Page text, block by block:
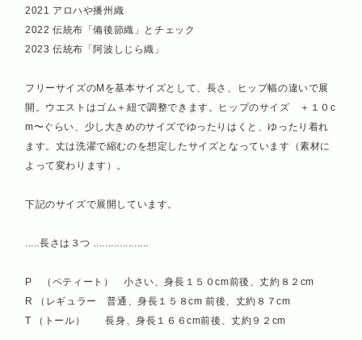
2021 アロハや播州織
2022 伝統布「備後節織」とチェック
2023 伝統布「阿波しじら織」
フリーサイズのMを基本サイズとして、長さ、ヒップ幅の違いで展
開。ウエストはゴム＋紐で調整できます。ヒップのサイズ ＋１０c
m〜ぐらい、少し大きめのサイズでゆったりはくと、ゆったり着れ
ます。丈は洗濯で縮むのを想定したサイズとなっています（素材に
よって変わります）。
下記のサイズで展開しています。
.....長さは３つ ...................
P （ペティート） 小さい、身長１５０cm前後、丈約８２cm
R （レギュラー 普通、身長１５８cm 前後、丈約８７cm
T （トール） 長身、身長１６６cm前後、丈約９２cm